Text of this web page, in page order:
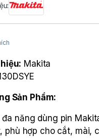
Makita
Sản Phẩm:
đa năng dùng pin
phù hợp cho cắt, mài,